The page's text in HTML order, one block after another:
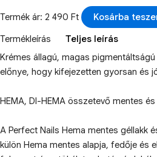
Termék ár: 2 490 Ft
Kosárba
Termékleírás
Teljes leírás
Krémes állagú, magas
előnye, hogy kifejezetten gyorsan és
HEMA, DI-HEMA összetevő mentes és
A Perfect Nails Hema mentes géllakk
külön Hema mentes alapja, fedője és